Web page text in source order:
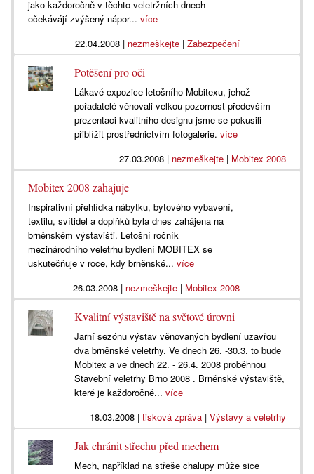
jako každoročně v těchto veletržních dnech
očekávájí zvýšený nápor... více
22.04.2008| nezmeškejte| Zabezpečení
Potěšení pro oči
Lákavé expozice letošního Mobitexu, jehož
pořadatelé věnovali velkou pozornost především
prezentaci kvalitního designu jsme se pokusili
přiblížit prostřednictvím fotogalerie.více
27.03.2008| nezmeškejte| Mobitex 2008
Mobitex 2008 zahajuje
Inspirativní přehlídka nábytku, bytového vybavení,
textilu, svítidel a doplňků byla dnes zahájena na
brněnském výstavišti. Letošní ročník
mezinárodního veletrhu bydlení MOBITEX se
uskutečňuje v roce, kdy brněnské... více
26.03.2008| nezmeškejte| Mobitex 2008
Kvalitní výstaviště na světové úrovni
Jarní sezónu výstav věnovaných bydlení uzavřou
dva brněnské veletrhy. Ve dnech 26. -30.3. to bude
Mobitex a ve dnech 22. - 26.4. 2008 proběhnou
Stavební veletrhy Brno 2008 . Brněnské výstaviště,
které je každoročně...více
18.03.2008| tisková zpráva| Výstavy a veletrhy
Jak chránit střechu před mechem
Mech, například na střeše chalupy může sice